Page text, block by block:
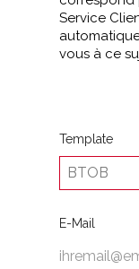
Service
vous à ce
Template
E-Mail